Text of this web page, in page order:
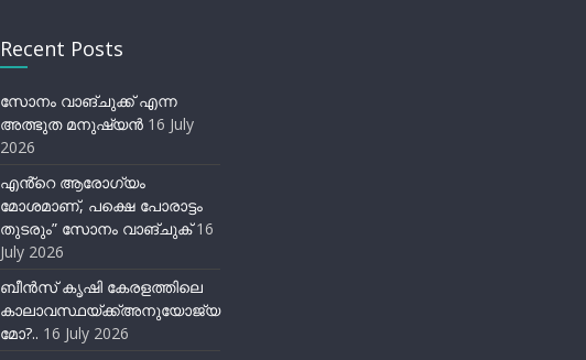
Recent Posts
സോനം വാങ്ചുക്ക് എന്ന
അത്ഭുത മനുഷ്യന്‍ 16 July
2026
എൻ്റെ ആരോഗ്യം
മോശമാണ്, പക്ഷെ പോരാട്ടം
തുടരും” സോനം വാങ്ചുക് 16
July 2026
ബീന്‍സ് കൃഷി കേരളത്തിലെ
കാലാവസ്ഥയ്ക്ക്അനുയോജ്യ
മോ?.. 16 July 2026